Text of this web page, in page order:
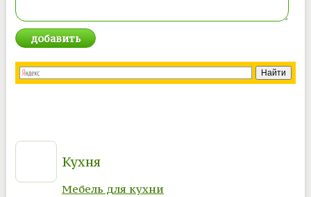
Кухня
Мебель для кухни